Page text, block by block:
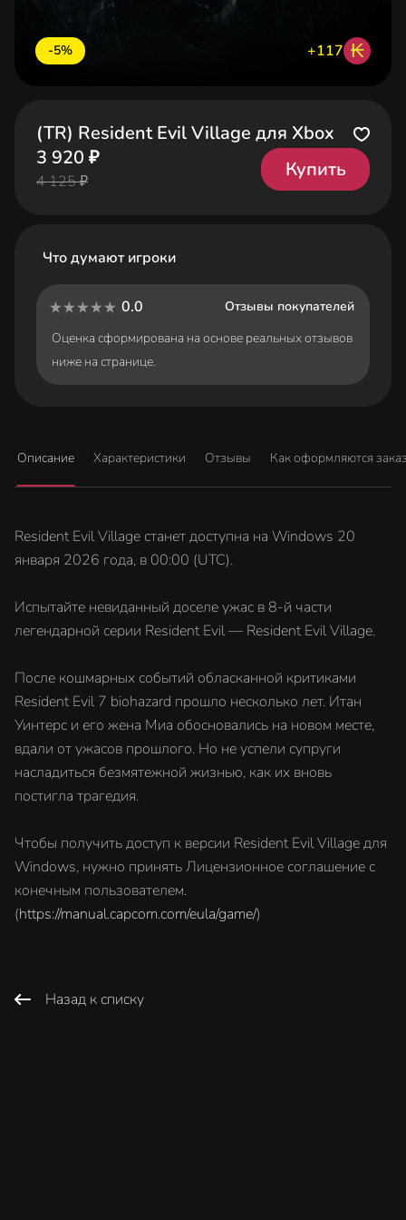
-5% +117 ₭
(TR) Resident Evil Village для Xbox
3 920 ₽
4 125 ₽
Купить
Что думают игроки
0.0
Отзывы покупателей
Оценка сформирована на основе реальных отзывов
ниже на странице.
Описание Характеристики Отзывы Как оформляются
Resident Evil Village станет доступна на Windows 20
января 2026 года, в 00:00 (UTC).
Испытайте невиданный доселе ужас в 8-й части
легендарной серии Resident Evil — Resident Evil Village.
После кошмарных событий обласканной критиками
Resident Evil 7 biohazard прошло несколько лет. Итан
Уинтерс и его жена Миа обосновались на новом месте,
вдали от ужасов прошлого. Но не успели супруги
насладиться безмятежной жизнью, как их вновь
постигла трагедия.
Чтобы получить доступ к версии Resident Evil Village для
Windows, нужно принять Лицензионное соглашение с
конечным пользователем.
(https://manual.capcom.com/eula/game/)
Назад к списку